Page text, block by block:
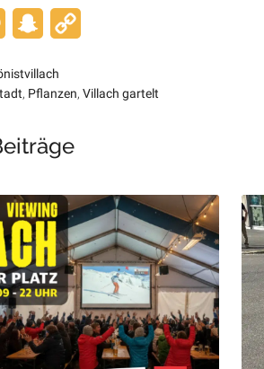
MessengerSnapchat
, Pflanzen, Villach gartelt